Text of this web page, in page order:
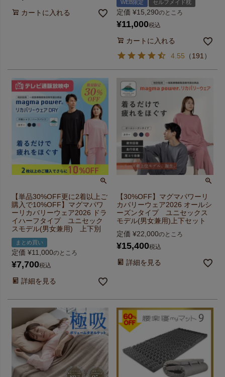
カートに入れる
WEB限定 セルフメイド枕
定価 ¥15,290のところ
¥11,000税込
カートに入れる
4.55 （191）
【単品30%OFF更に2着以上ご
購入で10%OFF】マグマパワ
ーリカバリーウェア2026 ドラ
イハーフタイプ ユニセック
スモデル(男女兼用) 上下別
まとめ買い
定価 ¥11,000のところ
¥7,700税込
詳細を見る
【30%OFF】マグマパワーリ
カバリーウェア2026 オールシ
ーズンタイプ ユニセックス
モデル(男女兼用)上下セット
定価 ¥22,000のところ
¥15,400税込
詳細を見る